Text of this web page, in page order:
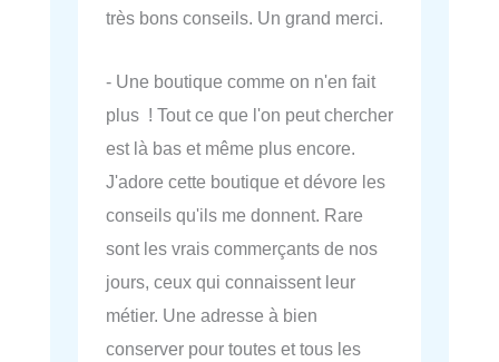
très bons conseils. Un grand merci.
- Une boutique comme on n'en fait
plus ! Tout ce que l'on peut chercher
est là bas et même plus encore.
J'adore cette boutique et dévore les
conseils qu'ils me donnent. Rare
sont les vrais commerçants de nos
jours, ceux qui connaissent leur
métier. Une adresse à bien
conserver pour toutes et tous les